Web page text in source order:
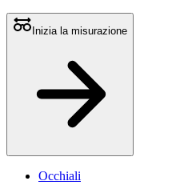
Inizia la misurazione
Occhiali